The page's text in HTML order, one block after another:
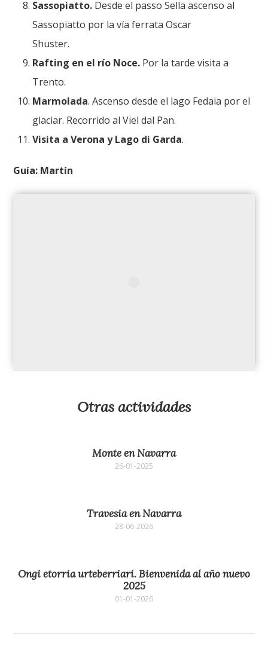
Sassopiatto. Desde el passo Sella ascenso al
Sassopiatto por la vía ferrata Oscar
Shuster.
Rafting en el río Noce. Por la tarde visita a
Trento.
Marmolada. Ascenso desde el lago Fedaia por el
glaciar. Recorrido al Viel dal Pan.
Visita a Verona y Lago di Garda.
Guía: Martín
Otras actividades
Monte en Navarra
26-01-2025
Travesia en Navarra
28-06-2026
Ongi etorria urteberriari. Bienvenida al año nuevo
2025
01-01-2026